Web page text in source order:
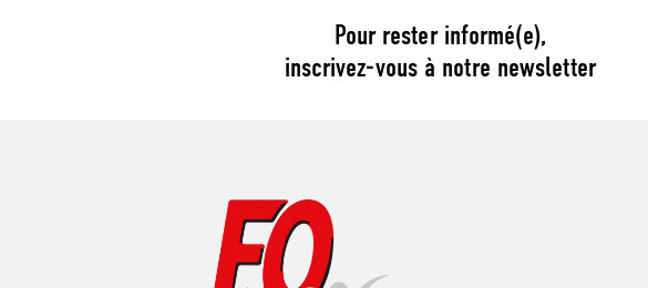
Pour rester informé(e),
inscrivez-vous à notre newsletter